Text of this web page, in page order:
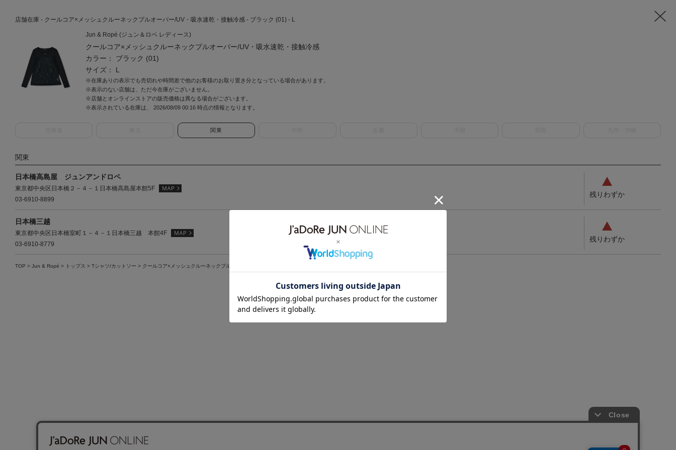
店舗在庫 - クールコア×メッシュクルーネックプルオーバー/UV・吸水速乾・接触冷感 - ブラック (01) - L
Jun & Ropé (ジュン＆ロペ レディース)
クールコア×メッシュクルーネックプルオーバー/UV・吸水速乾・接触冷感
カラー： ブラック (01)
サイズ： L
※在庫ありの表示でも売切れや時間差で他のお客様のお取り置き分となっている場合があります。
※表示のない店舗は、ただ今在庫がございません。
※店舗とオンラインストアの販売価格は異なる場合がございます。
※表示されている在庫は、 2026/08/09 00:16 時点の情報となります。
関東
関東
日本橋高島屋 ジュンアンドロペ
東京都中央区日本橋２－４－１日本橋高島屋本館5F
03-6910-8899
日本橋三越
東京都中央区日本橋室町１－４－１日本橋三越 本館4F
03-6910-8779
TOP > Jun & Ropé > トップス > Tシャツ/カットソー > クールコア×メッシュクルーネックプルオーバー/UV・吸水速乾・接触冷感
閉じる